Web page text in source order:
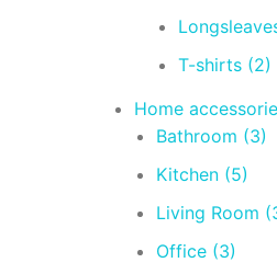
T-shirts (2)
Home
Bathroom (3)
Kitchen (5)
Living Room
Office (3)